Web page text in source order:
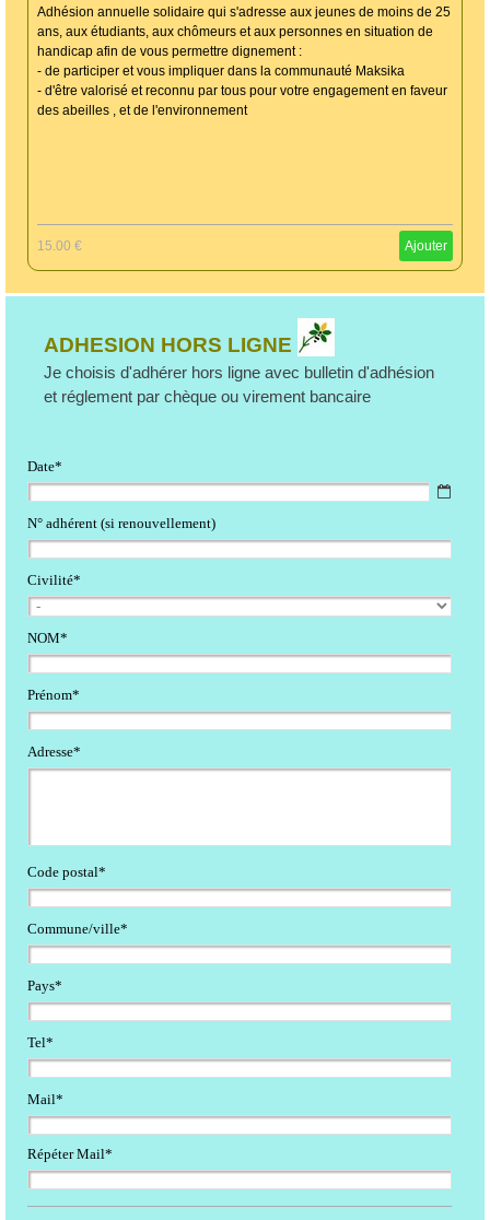
Adhésion annuelle solidaire qui s'adresse aux jeunes de moins de 25
ans, aux étudiants, aux chômeurs et aux personnes en situation de
handicap afin de vous permettre dignement :
- de participer et vous impliquer dans la communauté Maksika
- d'être valorisé et reconnu par tous pour votre engagement en faveur
des abeilles , et de l'environnement
15.00 € Ajouter
ADHESION HORS LIGNE
Je choisis d'adhérer hors ligne avec bulletin d'adhésion
et réglement par chèque ou virement bancaire
Date*
N° adhérent (si renouvellement)
Civilité*
NOM*
Prénom*
Adresse*
Code postal*
Commune/ville*
Pays*
Tel*
Mail*
Répéter Mail*